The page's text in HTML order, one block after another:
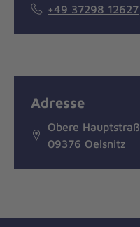
+49 37298 12627
Adresse
Obere
09376 Oelsnitz